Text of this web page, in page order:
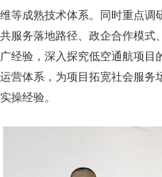
维等成熟技术体系。同时重点调
共服务落地路径、政企合作模式
广经验，深入探究低空通航项
运营体系，为项目拓宽社会服务
实操经验。